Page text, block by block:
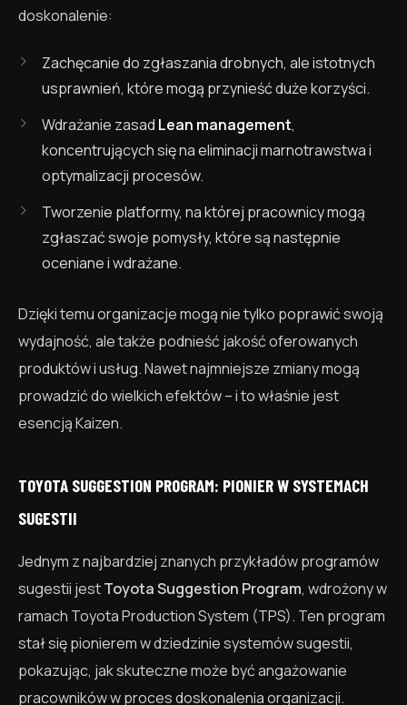
doskonalenie:
Zachęcanie do zgłaszania drobnych, ale istotnych
usprawnień, które mogą przynieść duże korzyści.
Wdrażanie zasad Lean management,
koncentrujących się na eliminacji marnotrawstwa i
optymalizacji procesów.
Tworzenie platformy, na której pracownicy mogą
zgłaszać swoje pomysły, które są następnie
oceniane i wdrażane.
Dzięki temu organizacje mogą nie tylko poprawić swoją
wydajność, ale także podnieść jakość oferowanych
produktów i usług. Nawet najmniejsze zmiany mogą
prowadzić do wielkich efektów – i to właśnie jest
esencją Kaizen.
TOYOTA SUGGESTION PROGRAM: PIONIER W SYSTEMACH
SUGESTII
Jednym z najbardziej znanych przykładów programów
sugestii jestToyota Suggestion Program, wdrożony w
ramach Toyota Production System (TPS). Ten program
stał się pionierem w dziedzinie systemów sugestii,
pokazując, jak skuteczne może być angażowanie
pracowników w proces doskonalenia organizacji.